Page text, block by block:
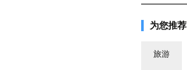
为您推荐
旅游